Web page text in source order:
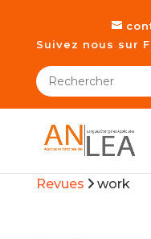
Suivez nous sur
Revues work